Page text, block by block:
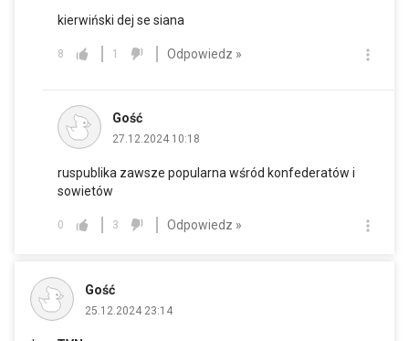
kierwiński dej se siana
8 1 Odpowiedz »
Gość
27.12.2024 10:18
ruspublika zawsze popularna wśród konfederatów i
sowietów
0 3 Odpowiedz »
Gość
25.12.2024 23:14